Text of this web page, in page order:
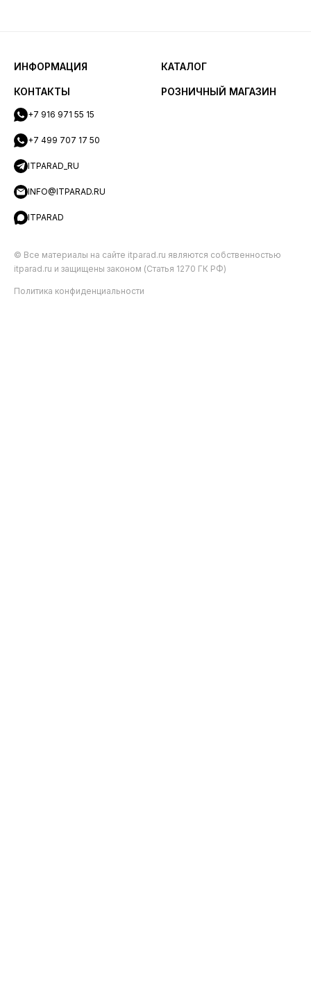
ИНФОРМАЦИЯ КАТАЛОГ
КОНТАКТЫ
+7 916 971 55 15
+7 499 707 17 50
ITPARAD_RU
INFO@ITPARAD.RU
ITPARAD
РОЗНИЧНЫЙ МАГАЗИН
© Все материалы на сайте itparad.ru являются собственностью
itparad.ru и защищены законом (Статья 1270 ГК РФ)
Политика конфиденциальности